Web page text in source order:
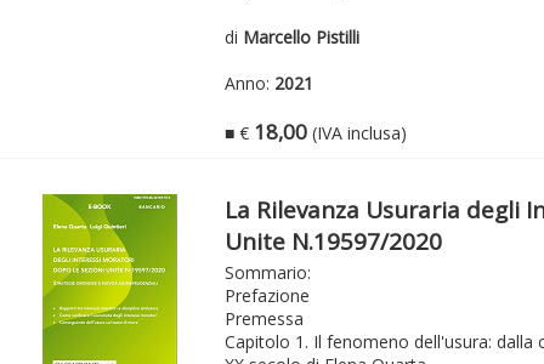
di Marcello Pistilli
Anno: 2021
■ € 18,00 (IVA inclusa)
La Rilevanza Usuraria degli
Unite N.19597/2020
Sommario:
Prefazione
Premessa
Capitolo 1. Il fenomeno dell'usura: dalla